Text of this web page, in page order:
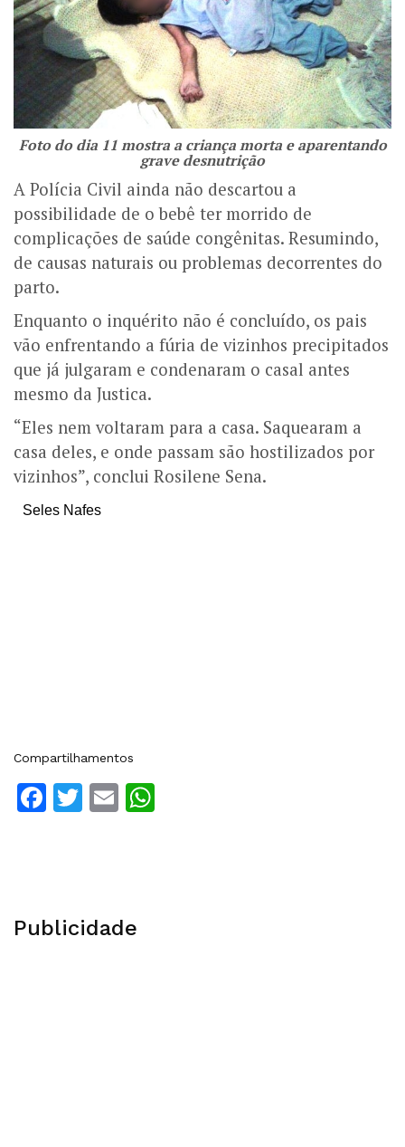
Foto do dia 11 mostra a criança morta e aparentando
grave desnutrição
A Polícia Civil ainda não descartou a
possibilidade de o bebê ter morrido de
complicações de saúde congênitas. Resumindo,
de causas naturais ou problemas decorrentes do
parto.
Enquanto o inquérito não é concluído, os pais
vão enfrentando a fúria de vizinhos precipitados
que já julgaram e condenaram o casal antes
mesmo da Justica.
“Eles nem voltaram para a casa. Saquearam a
casa deles, e onde passam são hostilizados por
vizinhos”, conclui Rosilene Sena.
Seles Nafes
Compartilhamentos
Facebook
Twitter
Email
Publicidade